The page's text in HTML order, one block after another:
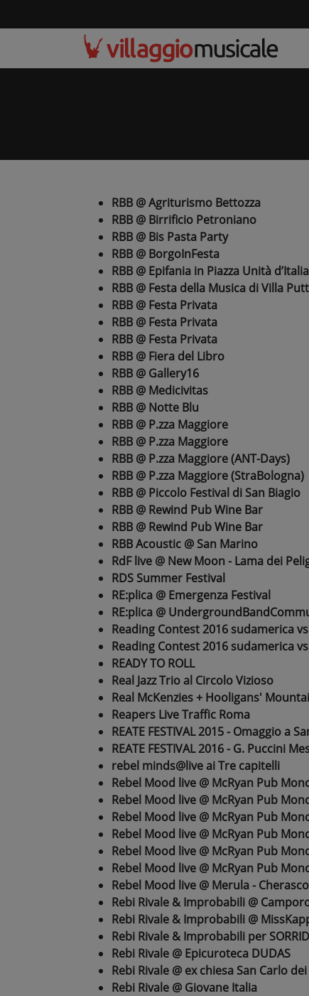
RBB @ Agriturismo Bettozza
RBB @ Birrificio Petroniano
RBB @ Bis Pasta Party
RBB @ BorgoInFesta
RBB @ Epifania in Piazza Unità d’Italia
RBB @ Festa della Musica di Villa
RBB @ Festa Privata
RBB @ Festa Privata
RBB @ Festa Privata
RBB @ Fiera del Libro
RBB @ Gallery16
RBB @ Medicivitas
RBB @ Notte Blu
RBB @ P.zza Maggiore
RBB @ P.zza Maggiore
RBB @ P.zza Maggiore (ANT-Days)
RBB @ P.zza Maggiore (StraBologna)
RBB @ Piccolo Festival di San Biagio
RBB @ Rewind Pub Wine Bar
RBB @ Rewind Pub Wine Bar
RBB Acoustic @ San Marino
RdF live @ New Moon - Lama dei
RDS Summer Festival
RE:plica @ Emergenza Festival
RE:plica @
Reading Contest 2016 sudamerica
Reading Contest 2016 sudamerica
READY TO ROLL
Real Jazz Trio al Circolo Vizioso
Real McKenzies + Hooligans'
Reapers Live Traffic Roma
REATE FESTIVAL 2015 - Omaggio a
REATE FESTIVAL 2016 - G. Puccini
rebel minds@live ai Tre capitelli
Rebel Mood live @ McRyan Pub
Rebel Mood live @ McRyan Pub
Rebel Mood live @ McRyan Pub
Rebel Mood live @ McRyan Pub
Rebel Mood live @ McRyan Pub
Rebel Mood live @ McRyan Pub
Rebel Mood live @ Merula - Cherasco
Rebi Rivale & Improbabili @
Rebi Rivale & Improbabili @
Rebi Rivale & Improbabili per
Rebi Rivale @ Epicuroteca DUDAS
Rebi Rivale @ ex chiesa San Carlo
Rebi Rivale @ Giovane Italia